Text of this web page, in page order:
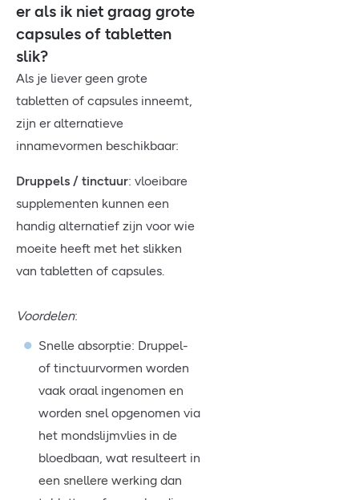
er als ik niet graag grote
capsules of tabletten
slik?
Als je liever geen grote
tabletten of capsules inneemt,
zijn er alternatieve
innamevormen beschikbaar:
Druppels / tinctuur: vloeibare
supplementen kunnen een
handig alternatief zijn voor wie
moeite heeft met het slikken
van tabletten of capsules.
Voordelen:
Snelle absorptie: Druppel-
of tinctuurvormen worden
vaak oraal ingenomen en
worden snel opgenomen via
het mondslijmvlies in de
bloedbaan, wat resulteert in
een snellere werking dan